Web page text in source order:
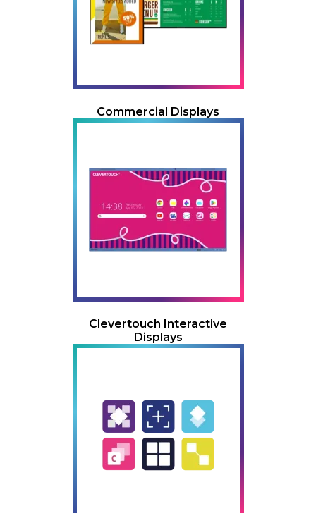
Commercial Displays
Clevertouch Interactive
Displays